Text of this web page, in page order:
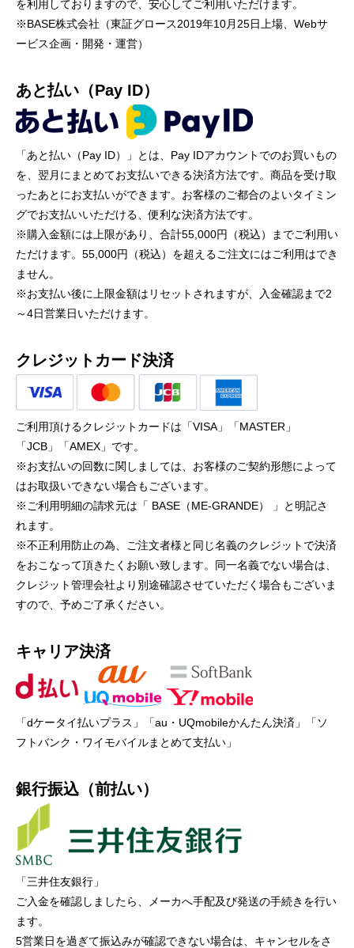
を利用しておりますので、安心してご利用いただけます。
※BASE株式会社（東証グロース2019年10月25日上場、Webサ
ービス企画・開発・運営）
あと払い（Pay ID）
「あと払い（Pay ID）」とは、Pay IDアカウントでのお買いもの
を、翌月にまとめてお支払いできる決済方法です。商品を受け取
ったあとにお支払いができます。お客様のご都合のよいタイミン
グでお支払いいただける、便利な決済方法です。
※購入金額には上限があり、合計55,000円（税込）までご利用い
ただけます。55,000円（税込）を超えるご注文にはご利用はでき
ません。
※お支払い後に上限金額はリセットされますが、入金確認まで2
～4日営業日いただけます。
クレジットカード決済
ご利用頂けるクレジットカードは「VISA」「MASTER」
「JCB」「AMEX」です。
※お支払いの回数に関しましては、お客様のご契約形態によって
はお取扱いできない場合もございます。
※ご利用明細の請求元は「 BASE（ME-GRANDE） 」と明記さ
れます。
※不正利用防止の為、ご注文者様と同じ名義のクレジットで決済
をおこなって頂きたくお願い致します。同一名義でない場合は、
クレジット管理会社より別途確認させていただく場合もございま
すので、予めご了承ください。
キャリア決済
「dケータイ払いプラス」「au・UQmobileかんたん決済」「ソ
フトバンク・ワイモバイルまとめて支払い」
銀行振込（前払い）
「三井住友銀行」
ご入金を確認しましたら、メーカへ手配及び発送の手続きを行い
ます。
5営業日を過ぎて振込みが確認できない場合は、キャンセルをさ